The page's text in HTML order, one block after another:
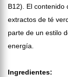
B12). El contenido
extractos de té
parte de un estilo
energía.
Ingredientes: